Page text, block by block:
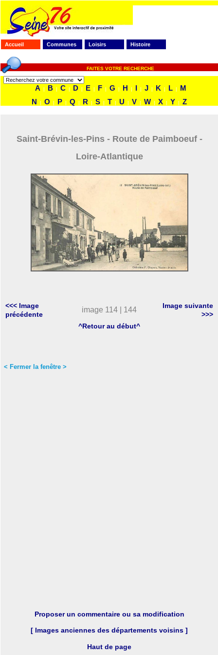
Accueil Communes Loisirs Histoire
FAITES VOTRE RECHERCHE
A | B | C | D | E | F | G | H | I | J | K | L |
M
N
| O | P | Q | R | S | T | U | V | W | X | Y | Z
Saint-Brévin-les-Pins - Route de Paimboeuf -
Loire-Atlantique
<<< Image
précédente
image 114 | 144
Image suivante
>>>
^Retour au début^
< Fermer la fenêtre >
Proposer un commentaire ou sa modification
[ Images anciennes des départements voisins ]
Haut de page